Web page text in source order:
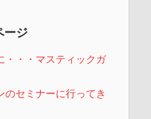
ージ
・・・マスティックガ
のセミナーに行ってき